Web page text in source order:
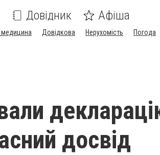
Довідник Афіша
медицина Довідкова Нерухомість Погода
досвід